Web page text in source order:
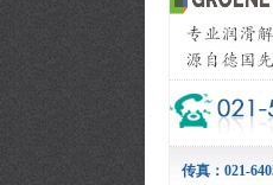
传真：021-